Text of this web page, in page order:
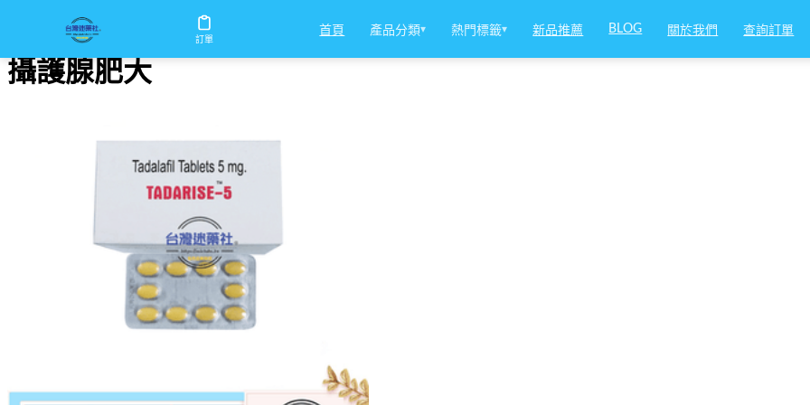
訂單
首頁 產品分類▾ 熱門標籤▾ 新品推薦 BLOG 關於我們 查詢訂單
攝護腺肥大
攝護腺肥大